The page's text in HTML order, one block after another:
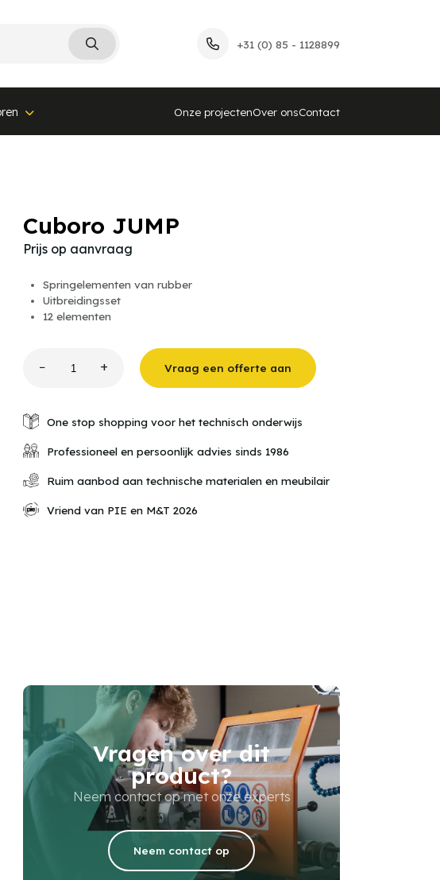
+31 (0) 85 - 1128899
Onze projectenOver onsContact
Cuboro JUMP
Prijs op aanvraag
Springelementen van rubber
Uitbreidingsset
12 elementen
− + Vraag een offerte aan
One stop shopping voor het technisch onderwijs
Professioneel en persoonlijk advies sinds 1986
Ruim aanbod aan technische materialen en meubilair
Vriend van PIE en M&T 2026
Vragen over dit
product?
Neem contact op met onze experts
Neem contact op